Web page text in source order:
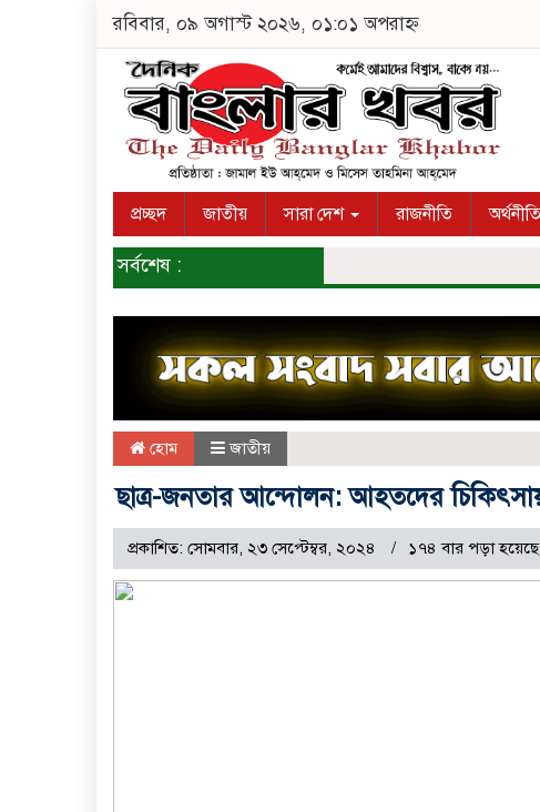
রবিবার, ০৯ অগাস্ট ২০২৬, ০১:০১ অপরাহ্ন
প্রচ্ছদ জাতীয় সারা দেশ রাজনীতি অর্থনীতি
সর্বশেষ :
হোম জাতীয়
ছাত্র-জনতার আন্দোলন: আহতদের
প্রকাশিত: সোমবার, ২৩ সেপ্টেম্বর, ২০২৪ ১৭৪ বার পড়া হয়েছে